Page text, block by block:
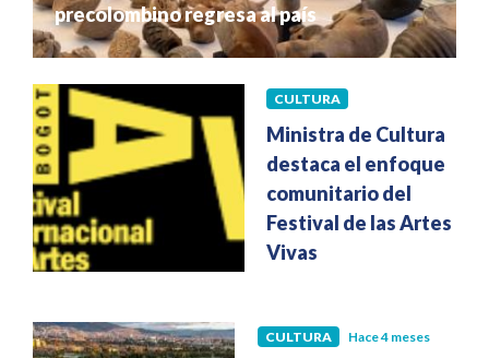
precolombino regresa al país
CULTURA
Ministra de Cultura
destaca el enfoque
comunitario del
Festival de las Artes
Vivas
CULTURA Hace 4 meses